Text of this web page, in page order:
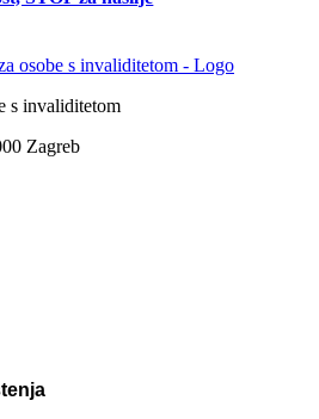
s invaliditetom
Zagreb